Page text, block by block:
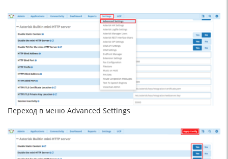
Переход в меню Advanced Settings